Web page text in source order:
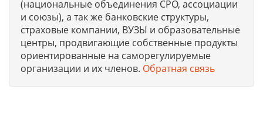
(национальные объединения СРО, ассоциации
и союзы), а так же банковские структуры,
страховые компании, ВУЗЫ и образовательные
центры, продвигающие собственные продукты
ориентированные на саморегулируемые
организации и их членов. Обратная связь